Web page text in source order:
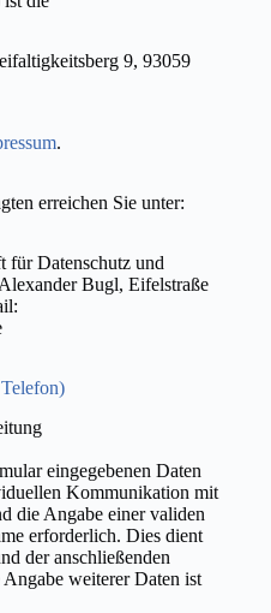
9, 93059
.
erreichen Sie unter:
für Datenschutz und
Bugl, Eifelstraße
eingegebenen Daten
Kommunikation mit
die Angabe einer validen
erforderlich. Dies dient
der anschließenden
weiterer Daten ist